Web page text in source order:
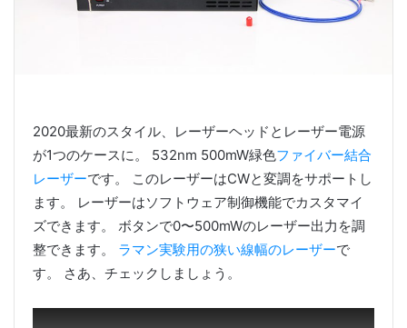
2020最新のスタイル、レーザーヘッドとレーザー電源
が1つのケースに。 532nm 500mW緑色ファイバー結合
レーザーです。 このレーザーはCWと変調をサポートし
ます。 レーザーはソフトウェア制御機能でカスタマイ
ズできます。 ボタンで0〜500mWのレーザー出力を調
整できます。 ラマン実験用の狭い線幅のレーザーで
す。 さあ、チェックしましょう。